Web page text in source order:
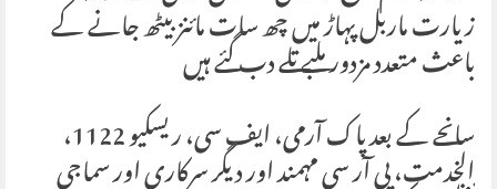
زیارت ماربل پہاڑ میں چھ سات مائنز بیٹھ جانے کے
باعث متعدد مزدور ملبے تلے دب گئے ہیں
سانحے کے بعد پاک آرمی، ایف سی، ریسکیو 1122،